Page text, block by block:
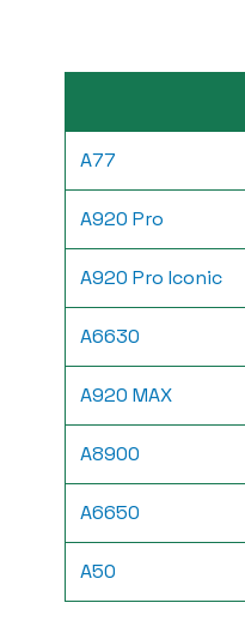
A77
A920 Pro
A920 Pro Iconic
A6630
A920 MAX
A8900
A6650
A50